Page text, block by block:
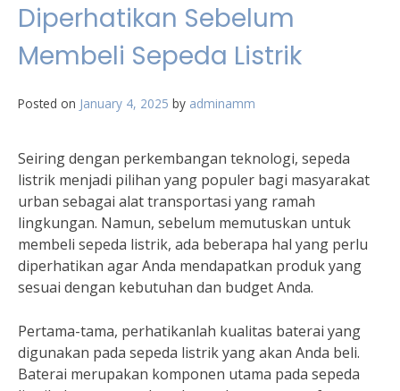
Diperhatikan Sebelum
Membeli Sepeda Listrik
Posted on January 4, 2025 by adminamm
Seiring dengan perkembangan teknologi, sepeda
listrik menjadi pilihan yang populer bagi masyarakat
urban sebagai alat transportasi yang ramah
lingkungan. Namun, sebelum memutuskan untuk
membeli sepeda listrik, ada beberapa hal yang perlu
diperhatikan agar Anda mendapatkan produk yang
sesuai dengan kebutuhan dan budget Anda.
Pertama-tama, perhatikanlah kualitas baterai yang
digunakan pada sepeda listrik yang akan Anda beli.
Baterai merupakan komponen utama pada sepeda